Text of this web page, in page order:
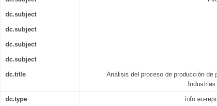
dc.subject
dc.subject
dc.subject
dc.subject
dc.title
Análisis del proceso de producción de
dc.type info:eu-